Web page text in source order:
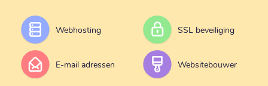
Webhosting SSL beveiliging
E-mail adressen Websitebouwer